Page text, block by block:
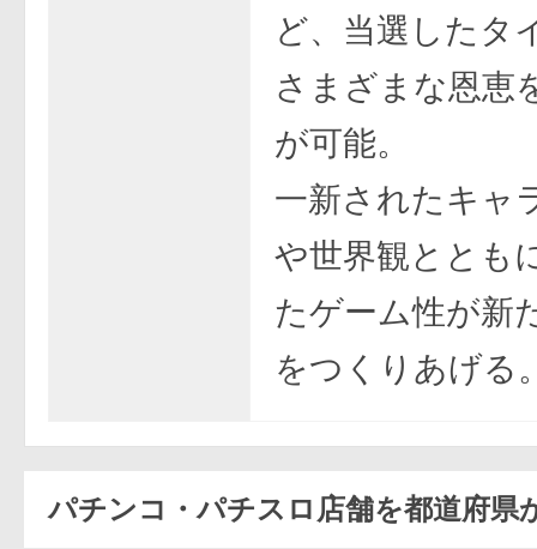
ど、当選したタ
さまざまな恩恵
が可能。
一新されたキャ
や世界観ととも
たゲーム性が新
をつくりあげる
パチンコ・パチスロ店舗を都道府県